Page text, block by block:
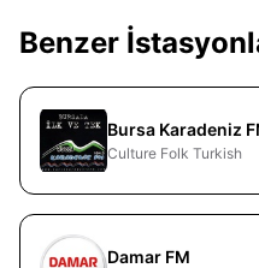
Benzer
Bursa Karadeniz
Culture Folk Turkish
Damar FM